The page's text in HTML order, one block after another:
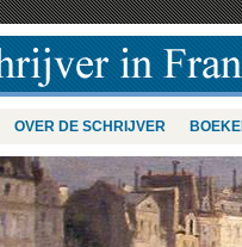
OVER DE SCHRIJVER